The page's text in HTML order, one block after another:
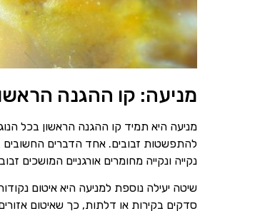
מניעה: קו ההגנה
מניעה היא תמיד קו ההגנה הראשון בכל
להתפשטות זבובים. אחד הדברים
נקייה ונקייה מחומרים אורגניים המושכים
שיטה יעילה נוספת למניעה היא איטום
סדקים בקירות או דלתות, כך שאיטום